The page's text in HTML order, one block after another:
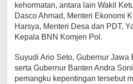
kehormatan, antara lain Wakil
Dasco Ahmad, Menteri Ekonomi
Harsya, Menteri Desa dan PDT,
Kepala BNN Komjen Pol.
Suyudi Ario Seto, Gubernur Jawa
serta Gubernur Banten Andra
pemangku kepentingan tersebut